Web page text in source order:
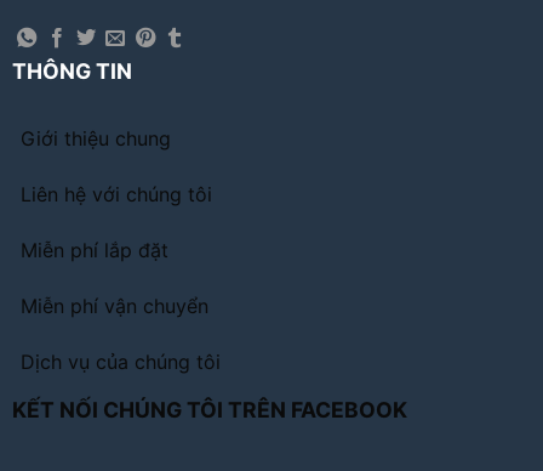
THÔNG TIN
Giới thiệu chung
Liên hệ với chúng tôi
Miễn phí lắp đặt
Miễn phí vận chuyển
Dịch vụ của chúng tôi
KẾT NỐI CHÚNG TÔI TRÊN FACEBOOK